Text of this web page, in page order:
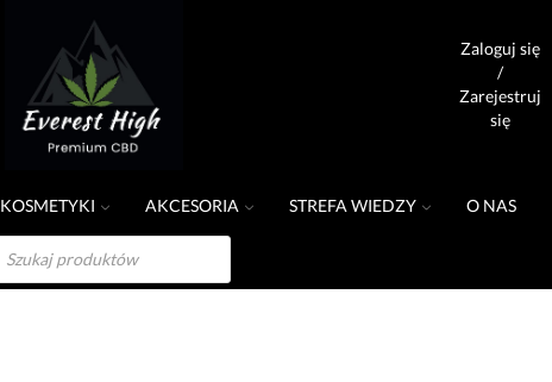
Zaloguj się
/
Zarejestruj
się
KOSMETYKI AKCESORIA STREFA WIEDZY O NAS